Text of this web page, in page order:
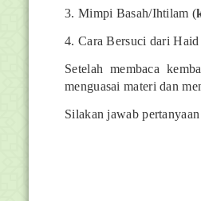
3. Mimpi Basah/Ihtilam (
4. Cara Bersuci dari
Setelah membaca
menguasai materi dan
Silakan jawab